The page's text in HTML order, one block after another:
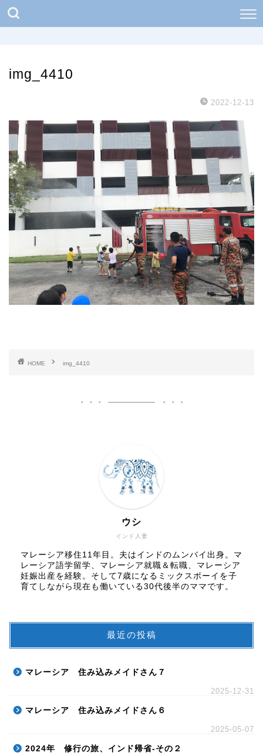
img_4410
2022-12-13
HOME img_4410
インド人妻
ウシ
マレーシア移住11年目。夫はインドのムンバイ出身。マ
レーシア語学留学、マレーシア就職＆転職、マレーシア
妊娠出産を経験。そして7歳になるミックスボーイを子
育てしながら現在も働いている30代後半のママです。
最近の投稿
マレーシア 住み込みメイドさん７
2025-12-31
マレーシア 住み込みメイドさん６
2025-05-07
2024年 修行の旅、インド帰省-その２